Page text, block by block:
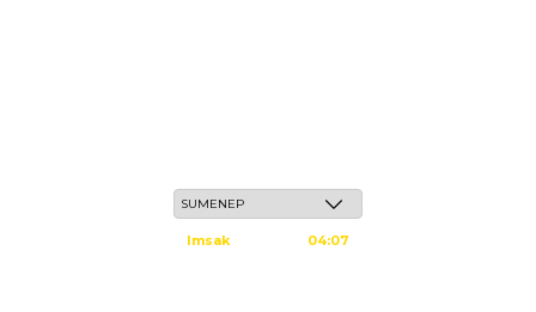
Imsak 04:07